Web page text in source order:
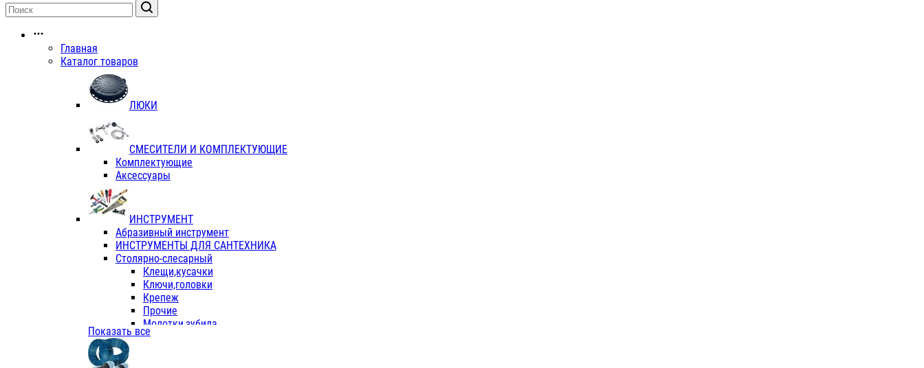
Главная
Каталог товаров
ЛЮКИ
СМЕСИТЕЛИ И КОМПЛЕКТУЮЩИЕ
Комплектующие
Аксессуары
ИНСТРУМЕНТ
Абразивный инструмент
ИНСТРУМЕНТЫ ДЛЯ САНТЕХНИКА
Столярно-слесарный
Клещи,кусачки
Ключи,головки
Крепеж
Прочие
Молотки,зубила
Пассатижи,тонкогубцы,утконосы
Показать все